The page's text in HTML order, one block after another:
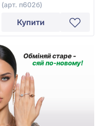
(арт. п602б)
Купити